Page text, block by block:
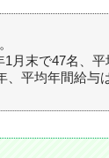
1月末で47名、
、平均年間給与